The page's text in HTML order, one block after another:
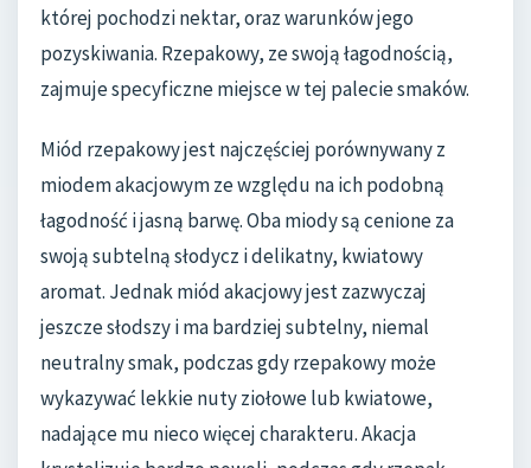
której pochodzi nektar, oraz warunków jego
pozyskiwania. Rzepakowy, ze swoją łagodnością,
zajmuje specyficzne miejsce w tej palecie smaków.
Miód rzepakowy jest najczęściej porównywany z
miodem akacjowym ze względu na ich podobną
łagodność i jasną barwę. Oba miody są cenione za
swoją subtelną słodycz i delikatny, kwiatowy
aromat. Jednak miód akacjowy jest zazwyczaj
jeszcze słodszy i ma bardziej subtelny, niemal
neutralny smak, podczas gdy rzepakowy może
wykazywać lekkie nuty ziołowe lub kwiatowe,
nadające mu nieco więcej charakteru. Akacja